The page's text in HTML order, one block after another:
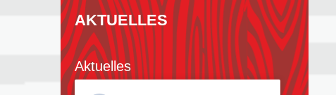
AKTUELLES
Aktuelles